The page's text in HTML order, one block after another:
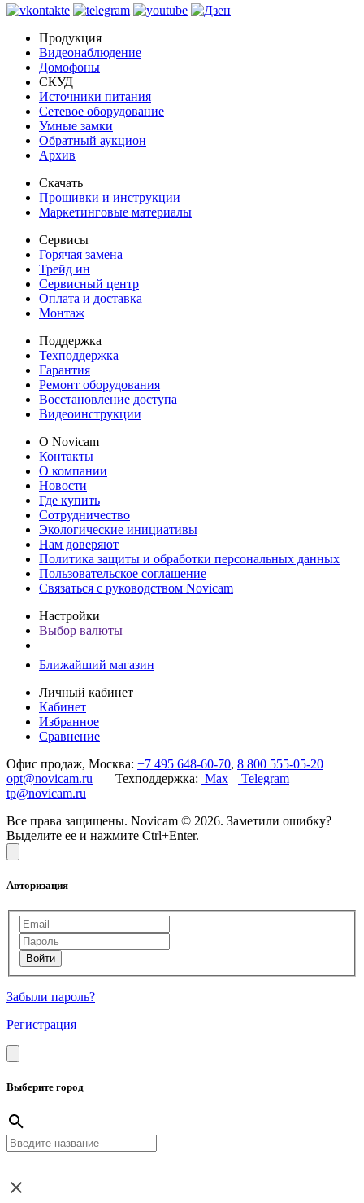
Продукция
Видеонаблюдение
Домофоны
СКУД
Источники питания
Сетевое оборудование
Умные замки
Обратный аукцион
Архив
Скачать
Прошивки и инструкции
Маркетинговые материалы
Сервисы
Горячая замена
Трейд ин
Сервисный центр
Оплата и доставка
Монтаж
Поддержка
Техподдержка
Гарантия
Ремонт оборудования
Восстановление доступа
Видеоинструкции
О Novicam
Контакты
О компании
Новости
Где купить
Сотрудничество
Экологические инициативы
Нам доверяют
Политика защиты и обработки персональных данных
Пользовательское соглашение
Связаться с руководством Novicam
Настройки
Выбор валюты
Ближайший магазин
Личный кабинет
Кабинет
Избранное
Сравнение
Офис продаж, Москва: +7 495 648-60-70, 8 800 555-05-20
opt@novicam.ru Техподдержка: Max
Telegram
tp@novicam.ru
Все права защищены. Novicam © 2026. Заметили ошибку?
Выделите ее и нажмите Ctrl+Enter.
Авторизация
Забыли пароль?
Регистрация
Выберите город